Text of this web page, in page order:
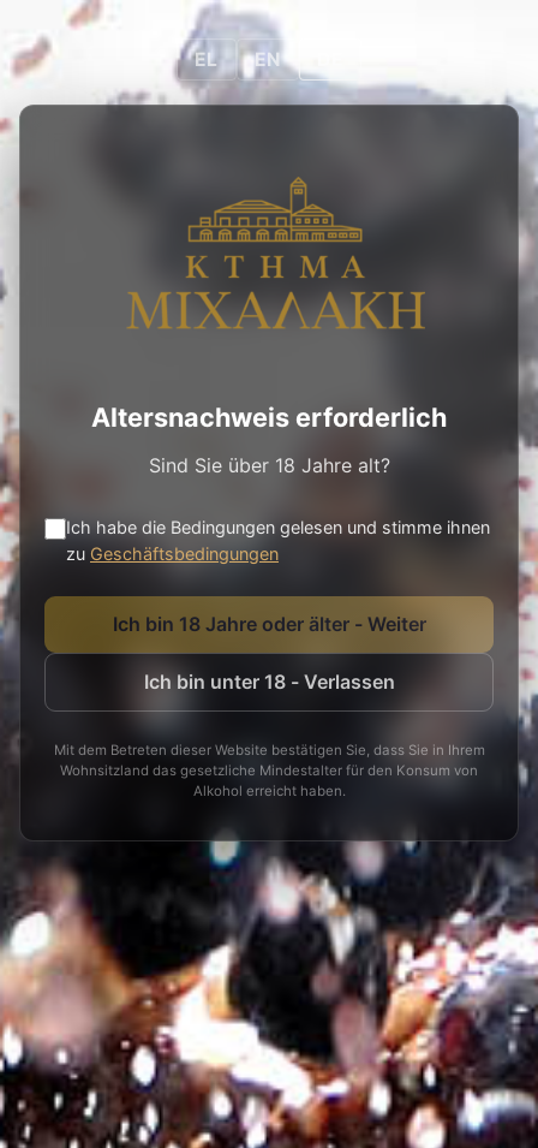
ROTWEINE / MICHALAKIS
ESTATE GOLD CUVEE RED
MICHALAKIS ESTATE GOLD CUVEE RED
EL EN
Altersnachweis erforderlich
Sind Sie über 18 Jahre alt?
Ich habe die Bedingungen gelesen und stimme ihnen
zu Geschäftsbedingungen
Ich bin 18 Jahre oder älter - Weiter
Ich bin unter 18 - Verlassen
Mit dem Betreten dieser Website bestätigen Sie, dass Sie in Ihrem
Wohnsitzland das gesetzliche Mindestalter für den Konsum von
Alkohol erreicht haben.